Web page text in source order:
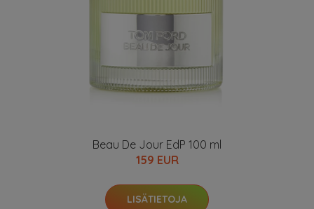
Beau De Jour EdP 100 ml
159 EUR
LISÄTIETOJA